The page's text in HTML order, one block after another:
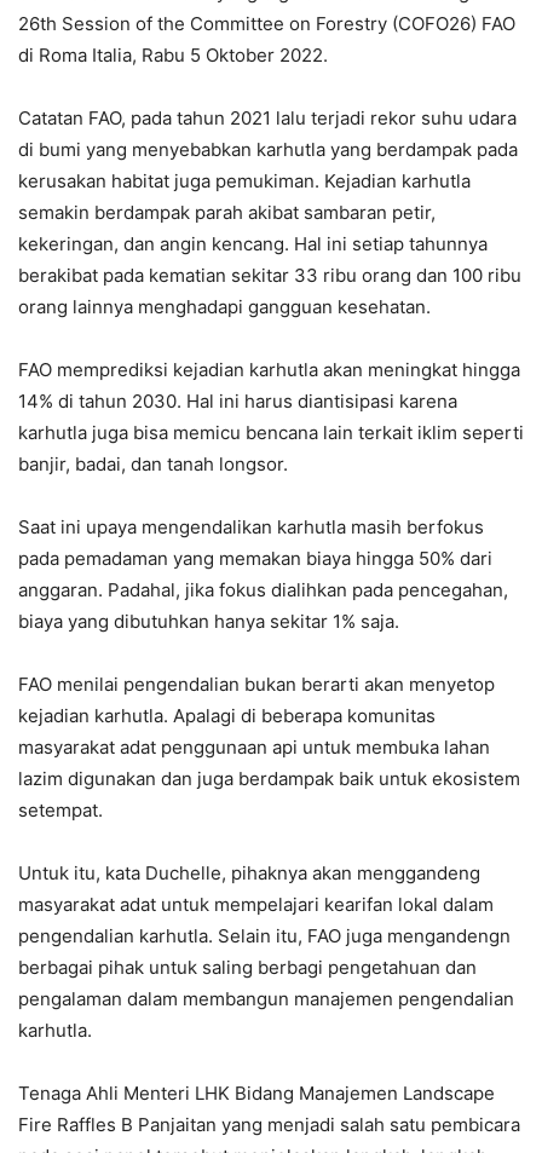
26th Session of the Committee on Forestry (COFO26) FAO
di Roma Italia, Rabu 5 Oktober 2022.
Catatan FAO, pada tahun 2021 lalu terjadi rekor suhu udara
di bumi yang menyebabkan karhutla yang berdampak pada
kerusakan habitat juga pemukiman. Kejadian karhutla
semakin berdampak parah akibat sambaran petir,
kekeringan, dan angin kencang. Hal ini setiap tahunnya
berakibat pada kematian sekitar 33 ribu orang dan 100 ribu
orang lainnya menghadapi gangguan kesehatan.
FAO memprediksi kejadian karhutla akan meningkat hingga
14% di tahun 2030. Hal ini harus diantisipasi karena
karhutla juga bisa memicu bencana lain terkait iklim seperti
banjir, badai, dan tanah longsor.
Saat ini upaya mengendalikan karhutla masih berfokus
pada pemadaman yang memakan biaya hingga 50% dari
anggaran. Padahal, jika fokus dialihkan pada pencegahan,
biaya yang dibutuhkan hanya sekitar 1% saja.
FAO menilai pengendalian bukan berarti akan menyetop
kejadian karhutla. Apalagi di beberapa komunitas
masyarakat adat penggunaan api untuk membuka lahan
lazim digunakan dan juga berdampak baik untuk ekosistem
setempat.
Untuk itu, kata Duchelle, pihaknya akan menggandeng
masyarakat adat untuk mempelajari kearifan lokal dalam
pengendalian karhutla. Selain itu, FAO juga mengandengn
berbagai pihak untuk saling berbagi pengetahuan dan
pengalaman dalam membangun manajemen pengendalian
karhutla.
Tenaga Ahli Menteri LHK Bidang Manajemen Landscape
Fire Raffles B Panjaitan yang menjadi salah satu pembicara